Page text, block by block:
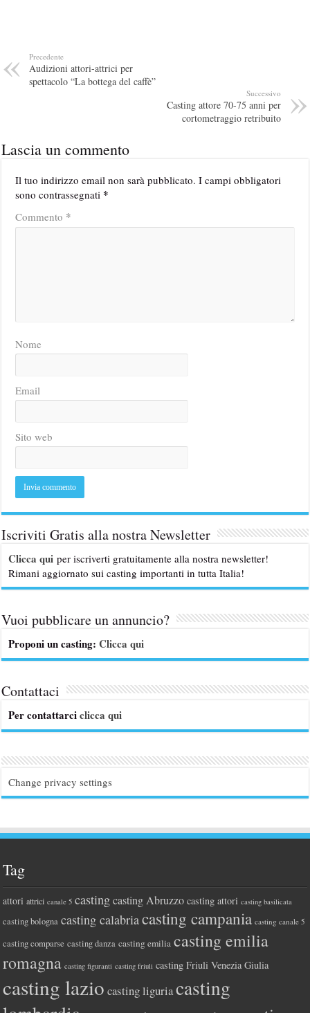
Precedente
Audizioni attori-attrici per
spettacolo “La bottega del caffè”
Successivo
Casting attore 70-75 anni per
cortometraggio retribuito
Lascia un commento
Il tuo indirizzo email non sarà pubblicato. I campi obbligatori
sono contrassegnati *
Commento *
Nome
Email
Sito web
Iscriviti Gratis alla nostra Newsletter
Clicca qui per iscriverti gratuitamente alla nostra newsletter!
Rimani aggiornato sui casting importanti in tutta Italia!
Vuoi pubblicare un annuncio?
Proponi un casting:Clicca qui
Contattaci
Per contattarciclicca qui
Change privacy settings
Tag
attori attrici canale 5 casting casting Abruzzo casting attori casting basilicata
casting bologna casting calabriacasting campania casting canale 5
casting comparse casting danza casting emilia casting emilia
romagna casting figuranti casting friuli casting Friuli Venezia Giulia
casting lazio casting liguriacasting